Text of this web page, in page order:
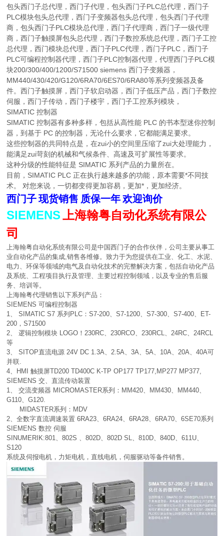
包头西门子总代理，西门子代理，包头西门子PLC总代理，西门子
PLC模块包头总代理，西门子变频器包头总代理，包头西门子代理
商，包头西门子PLC模块总代理，西门子代理商，西门子一级代理
商，西门子触摸屏包头总代理，西门子数控系统总代理，西门子工控
总代理，西门模块总代理，西门子PLC代理，西门子PLC，西门子
PLC可编程控制器代理，西门子PLC控制器代理，代理西门子PLC模
块200/300/400/1200/S71500 siemens 西门子变频器，
MM440/430/420/G120/6RA70/6ES70/6RA80等系列变频器及备
件。西门子触摸屏，西门子软启动器，西门子低压产品，西门子数控
伺服，西门子传动，西门子楼宇，西门子工控系列模块，
SIMATIC 控制器
SIMATIC 控制器有多种多样，包括从高性能 PLC 的书本型迷你控制
器，到基于 PC 的控制器，无论什么要求，它都能满足要求。
这些控制器的共同特点是，在zui小的空间里压缩了zui大处理能力，
能满足zui苛刻的机械和气候条件、高速及可扩展性等要求。
这种分级的性能特征是 SIMATIC 系列产品的力量所在。
目前，SIMATIC PLC 正在执行越来越多的功能，原本需要*不同技
术。 对您来说，一切都变得更加容易，更加*，更加经济。
西门子 现货销售 质保一年 欢迎询价
SIEMENS 上海翰粤自动化系统有限公
司
上海翰粤自动化系统有限公司是中国西门子的合作伙伴，公司主要从事工
业自动化产品的集成,销售各维修。致力于为您提供在工业、化工、水泥、
电力、环保等领域的电气及自动化技术的完整解决方案，包括自动化产品
及系统、工程项目执行及管理、主要过程控制领域，以及专业的售后服
务、培训等。
上海翰粤代理销售以下系列产品：
SIEMENS 可编程控制器
1、 SIMATIC S7 系列PLC：S7-200、S7-1200、S7-300、S7-400、ET-
200，S71500
2、 逻辑控制模块 LOGO！230RC、230RCO、230RCL、24RC、24RCL
等
3、 SITOP直流电源 24V DC 1.3A、2.5A、3A、5A、10A、20A、40A可
并联.
4、HMI 触摸屏TD200 TD400C K-TP OP177 TP177,MP277 MP377,
SIEMENS 交、直流传动装置
1、 交流变频器 MICROMASTER系列：MM420、MM430、MM440、
G110、G120.
MIDASTER系列：MDV
2、全数字直流调速装置 6RA23、6RA24、6RA28、6RA70、6SE70系列
SIEMENS 数控 伺服
SINUMERIK:801、802S 、802D、802D SL、810D、840D、611U、
S120
系统及伺报电机，力矩电机，直线电机，伺服驱动等备件销售。